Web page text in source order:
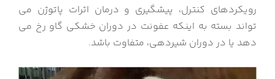
رویکردهای کنترل، پیشگیری و درمان اثرات پاتوژن می
تواند بسته به اینکه عفونت در دوران خشکی گاو رخ می
دهد یا در دوران شیردهی، متفاوت باشد.